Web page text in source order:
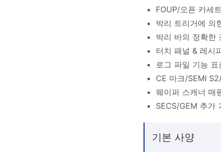
FOUP/오픈 카세
박리 트리거에 의
박리 바의 정확한
터치 패널 & 레시
로그 파일 기능 표
CE 마크/SEMI
웨이퍼 스캐너 매
SECS/GEM 추가
기본 사양